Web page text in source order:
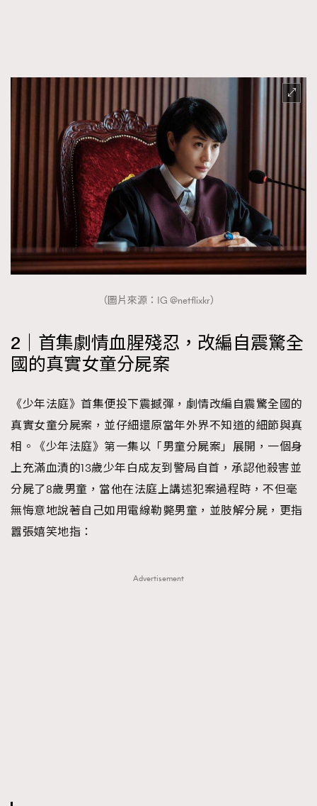
（圖片來源：IG @netflixkr）
2｜首集劇情血腥殘忍，改編自震驚全
國的真實女童分屍案
《少年法庭》首集便投下震撼彈，劇情改編自震驚全國的
真實女童分屍案，並仔細還原當年外界不知道的細節與真
相。《少年法庭》第一集以「男童分屍案」展開，一個身
上充滿血漬的13歲少年白成友到警局自首，承認他殺害並
分屍了8歲男童，當他在法庭上講述犯案過程時，不但毫
無悔意地說著自己如用電線勒斃男童，並肢解分屍，更指
囂張嬉笑地指：
Advertisement